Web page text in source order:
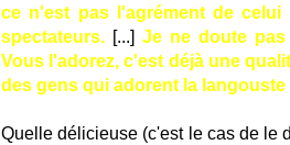
ce n'est pas l'agrément de
spectateurs. [...] Je ne doute
Vous l'adorez, c'est déjà une
des gens qui adorent la
Quelle délicieuse (c'est le cas de le